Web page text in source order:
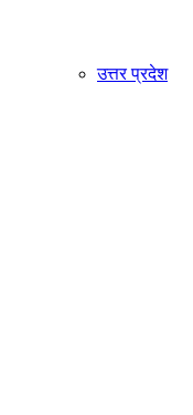
उत्तर प्रदेश